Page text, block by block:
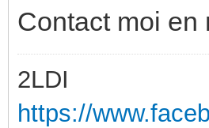
Contact moi en
2LDI
https://